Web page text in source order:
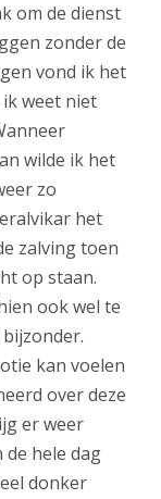
om de dienst
zonder de
vond ik het
weet niet
wilde ik het
zo
het
zalving toen
op staan.
ook wel te
kan voelen
over deze
er weer
de hele dag
donker